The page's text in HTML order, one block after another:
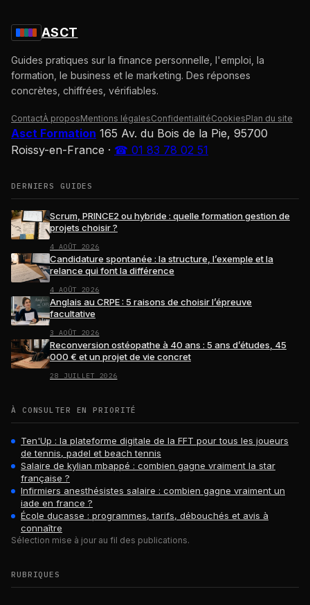
ASCT
Guides pratiques sur la finance personnelle, l'emploi, la
formation, le business et le marketing. Des réponses
concrètes, chiffrées, vérifiables.
ContactÀ proposMentions légalesConfidentialitéCookiesPlan du site
Asct Formation 165 Av. du Bois de la Pie, 95700
Roissy-en-France · ☎ 01 83 78 02 51
DERNIERS GUIDES
Scrum, PRINCE2 ou hybride : quelle formation gestion de
projets choisir ?
4 AOÛT 2026
Candidature spontanée : la structure, l’exemple et la
relance qui font la différence
4 AOÛT 2026
Anglais au CRPE : 5 raisons de choisir l’épreuve
facultative
3 AOÛT 2026
Reconversion ostéopathe à 40 ans : 5 ans d’études, 45
000 € et un projet de vie concret
28 JUILLET 2026
À CONSULTER EN PRIORITÉ
Ten'Up : la plateforme digitale de la FFT pour tous les joueurs
de tennis, padel et beach tennis
Salaire de kylian mbappé : combien gagne vraiment la star
française ?
Infirmiers anesthésistes salaire : combien gagne vraiment un
iade en france ?
École ducasse : programmes, tarifs, débouchés et avis à
connaître
Sélection mise à jour au fil des publications.
RUBRIQUES